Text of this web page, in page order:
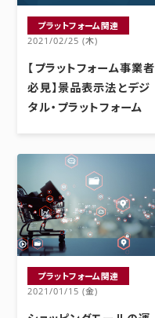
プラットフォーム関連
2021/02/25 (木)
【プラットフォーム事業者
必見】景品表示法とデジ
タル・プラットフォーム
プラットフォーム関連
2021/01/15 (金)